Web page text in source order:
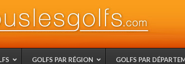
GOLFS PAR RÉGION GOLFS PAR